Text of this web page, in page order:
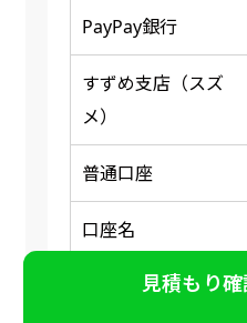
PayPay銀行
すずめ支店（スズ
メ）
普通口座
口座名
※ 振り込み確認後に
見積もり